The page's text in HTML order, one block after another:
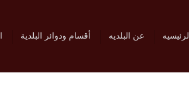
الرئيسيه عن البلديه أقسام ودوائر البلدية